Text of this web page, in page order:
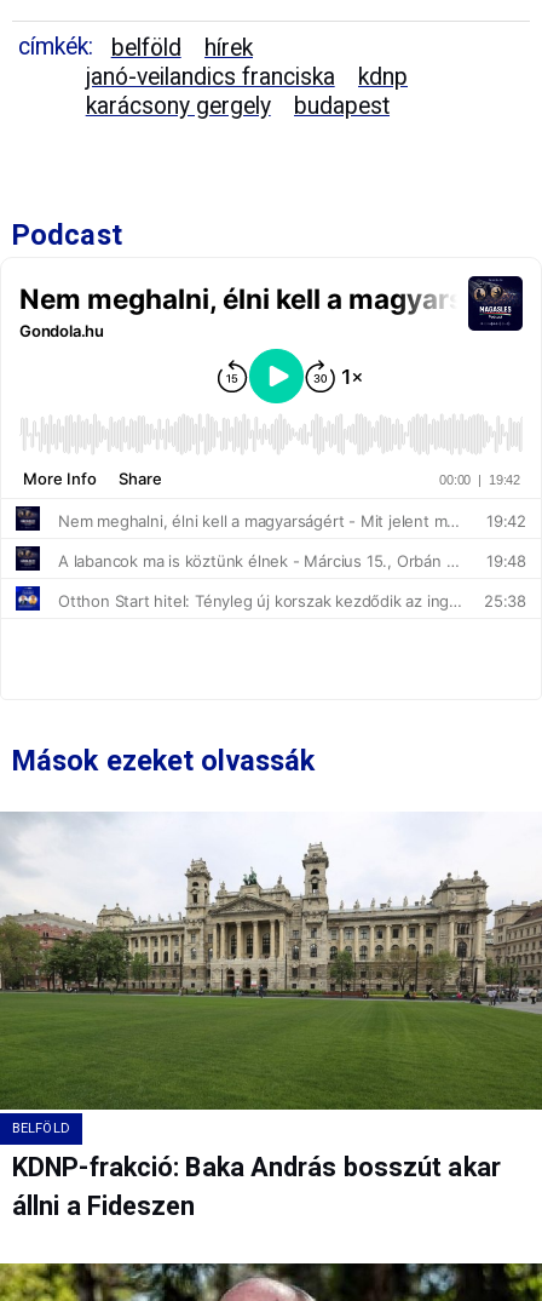
címkék: belföld
hírek
janó-veilandics franciska
kdnp
karácsony gergely
budapest
Podcast
Mások ezeket olvassák
BELFÖLD
KDNP-frakció: Baka András bosszút akar
állni a Fideszen